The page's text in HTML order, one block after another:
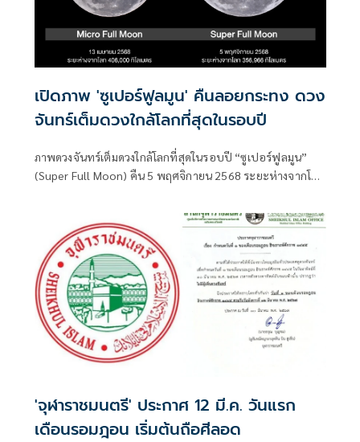
เปิดภาพ 'ซูเปอร์ฟูลมูน' คืนลอยกระทง ดวง
จันทร์เต็มดวงใกล้โลกที่สุดในรอบปี
ภาพดวงจันทร์เต็มดวงใกล้โลกที่สุดในรอบปี “ซูเปอร์ฟูลมูน”
(Super Full Moon) คืน 5 พฤศจิกายน 2568 ระยะห่างจากโลก
'จุฬาราชมนตรี' ประกาศ 12 มี.ค. วันแรก
เดือนรอมฎอน เริ่มต้นถือศีลอด